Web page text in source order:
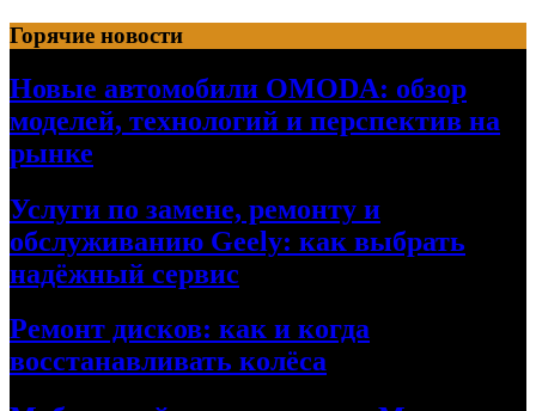
Перейти
к
содержимому
Горячие новости
Новые автомобили OMODA: обзор
моделей, технологий и перспектив на
рынке
Услуги по замене, ремонту и
обслуживанию Geely: как выбрать
надёжный сервис
Ремонт дисков: как и когда
восстанавливать колёса